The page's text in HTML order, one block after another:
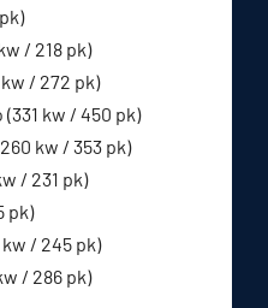
/ 218 pk)
/ 272 pk)
kw / 450 pk)
kw / 353 pk)
/ 231 pk)
pk)
/ 245 pk)
/ 286 pk)